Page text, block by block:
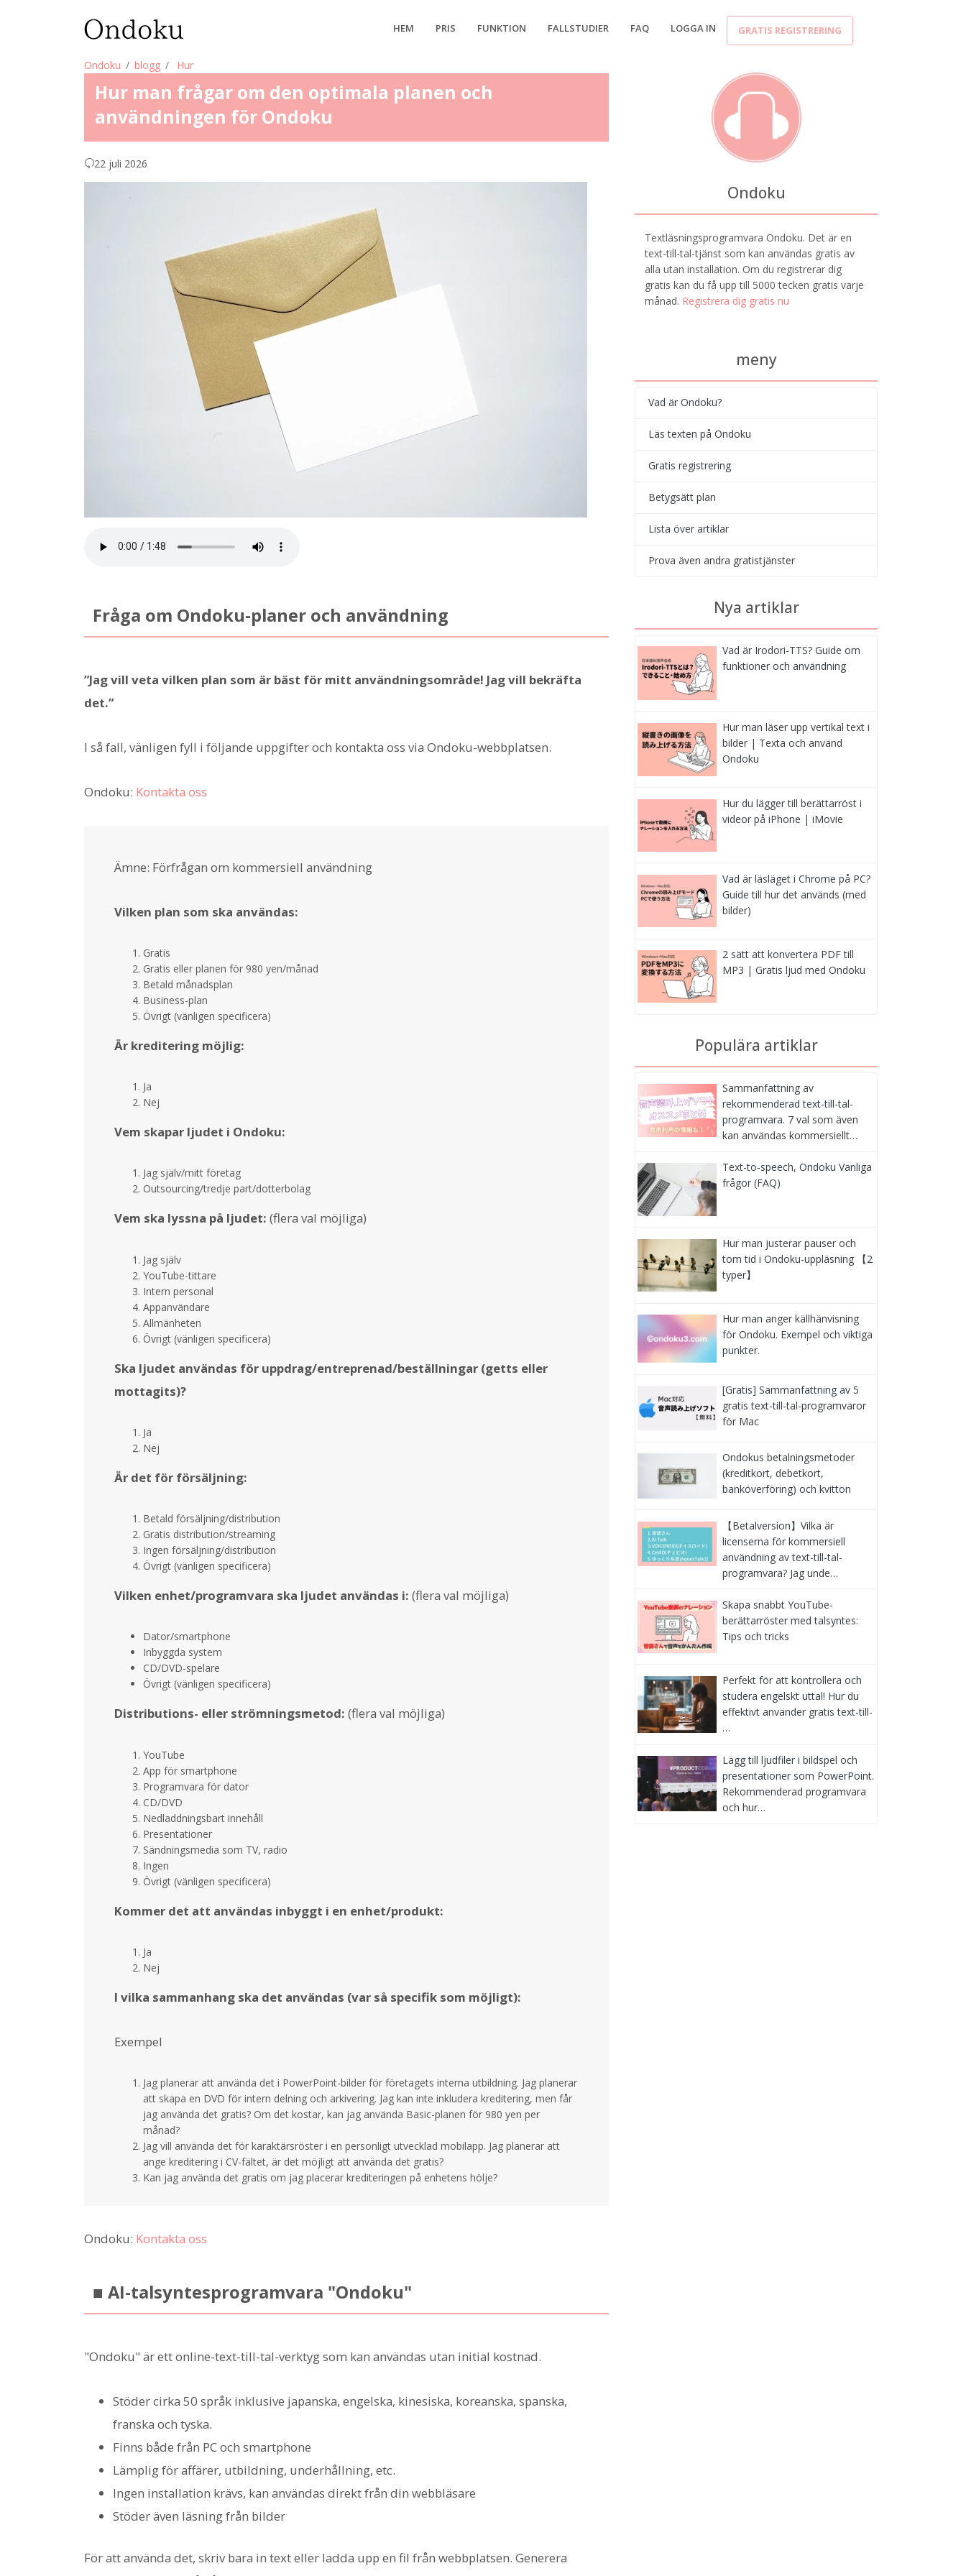
HEM PRIS FUNKTION FALLSTUDIER FAQ LOGGA IN GRATIS REGISTRERING
Ondoku blogg Hur
Hur man frågar om den optimala planen och
användningen för Ondoku
22 juli 2026
Fråga om Ondoku-planer och användning
”Jag vill veta vilken plan som är bäst för mitt användningsområde! Jag vill bekräfta
det.”
I så fall, vänligen fyll i följande uppgifter och kontakta oss via Ondoku-webbplatsen.
Ondoku: Kontakta oss
Ämne: Förfrågan om kommersiell användning
Vilken plan som ska användas:
Gratis
Gratis eller planen för 980 yen/månad
Betald månadsplan
Business-plan
Övrigt (vänligen specificera)
Är kreditering möjlig:
Ja
Nej
Vem skapar ljudet i Ondoku:
Jag själv/mitt företag
Outsourcing/tredje part/dotterbolag
Vem ska lyssna på ljudet: (flera val möjliga)
Jag själv
YouTube-tittare
Intern personal
Appanvändare
Allmänheten
Övrigt (vänligen specificera)
Ska ljudet användas för uppdrag/entreprenad/beställningar (getts eller
mottagits)?
Ja
Nej
Är det för försäljning:
Betald försäljning/distribution
Gratis distribution/streaming
Ingen försäljning/distribution
Övrigt (vänligen specificera)
Vilken enhet/programvara ska ljudet användas i: (flera val möjliga)
Dator/smartphone
Inbyggda system
CD/DVD-spelare
Övrigt (vänligen specificera)
Distributions- eller strömningsmetod: (flera val möjliga)
YouTube
App för smartphone
Programvara för dator
CD/DVD
Nedladdningsbart innehåll
Presentationer
Sändningsmedia som TV, radio
Ingen
Övrigt (vänligen specificera)
Kommer det att användas inbyggt i en enhet/produkt:
Ja
Nej
I vilka sammanhang ska det användas (var så specifik som möjligt):
Exempel
Jag planerar att använda det i PowerPoint-bilder för företagets interna utbildning. Jag planerar
att skapa en DVD för intern delning och arkivering. Jag kan inte inkludera kreditering, men får
jag använda det gratis? Om det kostar, kan jag använda Basic-planen för 980 yen per
månad?
Jag vill använda det för karaktärsröster i en personligt utvecklad mobilapp. Jag planerar att
ange kreditering i CV-fältet, är det möjligt att använda det gratis?
Kan jag använda det gratis om jag placerar krediteringen på enhetens hölje?
Ondoku: Kontakta oss
■ AI-talsyntesprogramvara "Ondoku"
"Ondoku" är ett online-text-till-tal-verktyg som kan användas utan initial kostnad.
Stöder cirka 50 språk inklusive japanska, engelska, kinesiska, koreanska, spanska,
franska och tyska.
Finns både från PC och smartphone
Lämplig för affärer, utbildning, underhållning, etc.
Ingen installation krävs, kan användas direkt från din webbläsare
Stöder även läsning från bilder
För att använda det, skriv bara in text eller ladda upp en fil från webbplatsen. Generera
Ondoku
Textläsningsprogramvara Ondoku. Det är en
text-till-tal-tjänst som kan användas gratis av
alla utan installation. Om du registrerar dig
gratis kan du få upp till 5000 tecken gratis varje
månad. Registrera dig gratis nu
meny
Vad är Ondoku?
Läs texten på Ondoku
Gratis registrering
Betygsätt plan
Lista över artiklar
Prova även andra gratistjänster
Nya artiklar
Vad är Irodori-TTS? Guide om
funktioner och användning
Hur man läser upp vertikal text i
bilder | Texta och använd
Ondoku
Hur du lägger till berättarröst i
videor på iPhone | iMovie
Vad är läsläget i Chrome på PC?
Guide till hur det används (med
bilder)
2 sätt att konvertera PDF till
MP3 | Gratis ljud med Ondoku
Populära artiklar
Sammanfattning av
rekommenderad text-till-tal-
programvara. 7 val som även
kan användas kommersiellt…
Text-to-speech, Ondoku Vanliga
frågor (FAQ)
Hur man justerar pauser och
tom tid i Ondoku-uppläsning 【2
typer】
Hur man anger källhänvisning
för Ondoku. Exempel och viktiga
punkter.
[Gratis] Sammanfattning av 5
gratis text-till-tal-programvaror
för Mac
Ondokus betalningsmetoder
(kreditkort, debetkort,
banköverföring) och kvitton
【Betalversion】Vilka är
licenserna för kommersiell
användning av text-till-tal-
programvara? Jag unde…
Skapa snabbt YouTube-
berättarröster med talsyntes:
Tips och tricks
Perfekt för att kontrollera och
studera engelskt uttal! Hur du
effektivt använder gratis text-till-
…
Lägg till ljudfiler i bildspel och
presentationer som PowerPoint.
Rekommenderad programvara
och hur…